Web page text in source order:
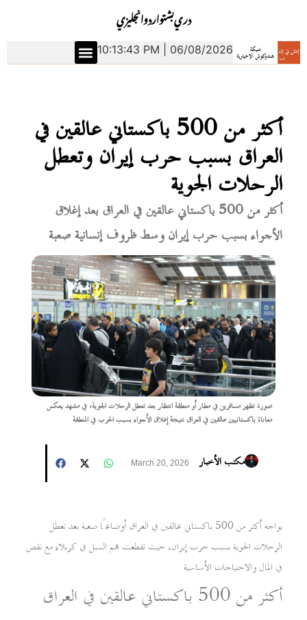
انجليزياردوبشتودري
10:13:44 PM | 06/08/2026
أكثر من 500 باكستاني عالقين في
العراق بسبب حرب إيران وتعطل
الرحلات الجوية
أكثر من 500 باكستاني عالقين في العراق بعد إغلاق
الأجواء بسبب حرب إيران وسط ظروف إنسانية صعبة
صورة تظهر مسافرين في مطار أو منطقة انتظار بعد تعطل الرحلات الجوية، في مشهد يعكس
معاناة باكستانيين عالقين في العراق نتيجة إغلاق الأجواء بسبب الحرب في المنطقة
مكتب الأخبار March 20, 2026
يواجه أكثر من 500 باكستاني عالقين في العراق أوضاعًا صعبة بعد تعطل
الرحلات الجوية بسبب حرب إيران، حيث تقطعت بهم السبل في كربلاء مع نقص
في المال والاحتياجات الأساسية
أكثر من 500 باكستاني عالقين في العراق